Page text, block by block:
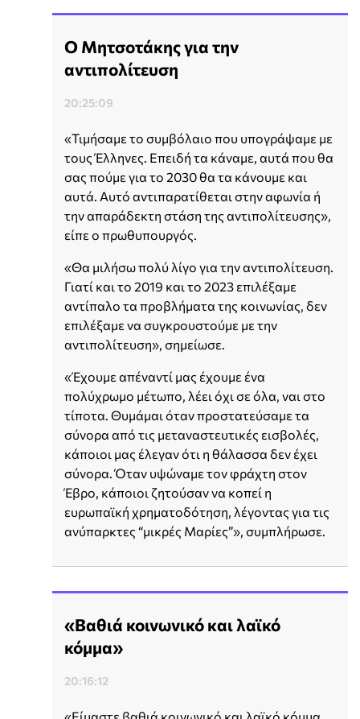
Ο Μητσοτάκης για την
αντιπολίτευση
20:25:09
«Τιμήσαμε το συμβόλαιο που υπογράψαμε με
τους Έλληνες. Επειδή τα κάναμε, αυτά που θα
σας πούμε για το 2030 θα τα κάνουμε και
αυτά. Αυτό αντιπαρατίθεται στην αφωνία ή
την απαράδεκτη στάση της αντιπολίτευσης»,
είπε ο πρωθυπουργός.
«Θα μιλήσω πολύ λίγο για την αντιπολίτευση.
Γιατί και το 2019 και το 2023 επιλέξαμε
αντίπαλο τα προβλήματα της κοινωνίας, δεν
επιλέξαμε να συγκρουστούμε με την
αντιπολίτευση», σημείωσε.
«Έχουμε απέναντί μας έχουμε ένα
πολύχρωμο μέτωπο, λέει όχι σε όλα, ναι στο
τίποτα. Θυμάμαι όταν προστατεύσαμε τα
σύνορα από τις μεταναστευτικές εισβολές,
κάποιοι μας έλεγαν ότι η θάλασσα δεν έχει
σύνορα. Όταν υψώναμε τον φράχτη στον
Έβρο, κάποιοι ζητούσαν να κοπεί η
ευρωπαϊκή χρηματοδότηση, λέγοντας για τις
ανύπαρκτες “μικρές Μαρίες”», συμπλήρωσε.
«Βαθιά κοινωνικό και λαϊκό
κόμμα»
20:16:12